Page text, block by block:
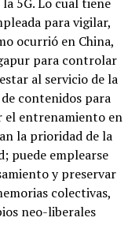
para vigilar,
ocurrió en China,
para controlar
al servicio de la
contenidos para
el entrenamiento en
la prioridad de la
puede emplearse
y preservar
colectivas,
neo-liberales